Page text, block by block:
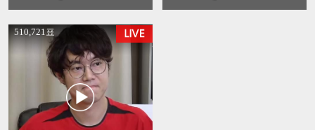
510,721표
' +